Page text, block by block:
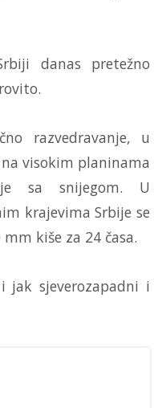
danas pretežno
razvedravanje, u
visokim planinama
sa snijegom. U
krajevima Srbije se
kiše za 24 časa.
jak sjeverozapadni i